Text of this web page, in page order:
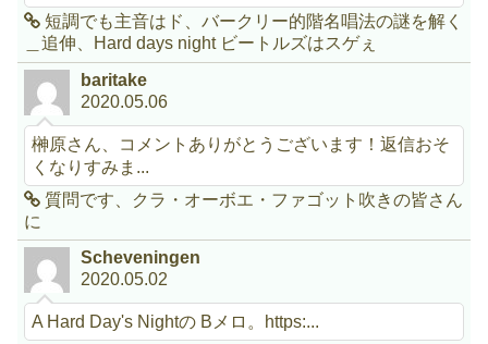
短調でも主音はド、バークリー的階名唱法の謎を解く
＿追伸、Hard days night ビートルズはスゲぇ
baritake
2020.05.06
榊原さん、コメントありがとうございます！返信おそ
くなりすみま...
質問です、クラ・オーボエ・ファゴット吹きの皆さん
に
Scheveningen
2020.05.02
A Hard Day's Nightの Bメロ。https:...